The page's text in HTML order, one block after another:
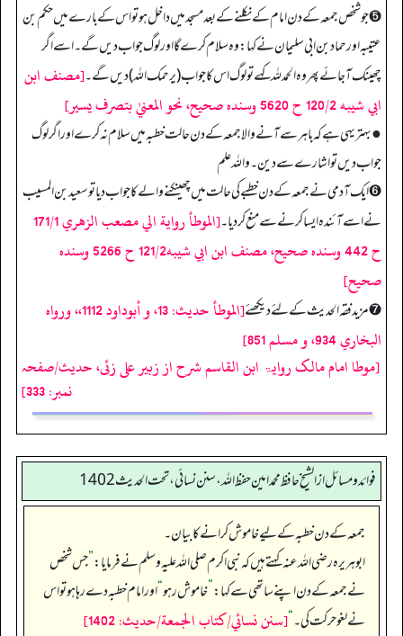
➎ جو شخص جمعہ کے دن امام کے نکلنے کے بعد مسجد میں داخل ہو تو اس کے بارے میں حکم بن
عتیبہ اور حماد بن ابی سلیمان نے کہا: وہ سلام کرے گا اور لوگ جواب دیں گے۔ اسے اگر
چھینک آ جائے پھر وہ الحمدللہ کہے تو لوگ اس کا جواب (یرحمک اللہ) دیں گے۔[مصنف ابن
ابي شيبه 120/2 ح 5620 وسنده صحيح، نحو المعنيٰ بتصرف يسير]
● بہتر یہی ہے کہ باہر سے آنے والا جمعہ کے دن حالت خطبہ میں سلام نہ کرے اور اگر لوگ
جواب دیں تو اشارے سے دین۔ واللہ علم
➏ ایک آدمی نے جمعہ کے دن خطبے کی حالت میں چھینکنے والے کا جواب دیا تو سعید بن المسیب
نے اسے آئندہ ایسا کرنے سے منع کردیا۔
[الموطأ رواية الي مصعب الزهري 171/1
ح 442 وسنده صحيح، مصنف ابن ابي شيبه121/2 ح 5266 وسنده
صحيح]
➐ مزید فقہ الحدیث کے لئے دیکھئے
[الموطأ حديث: 13، و أبوداود 1112،، ورواه
البخاري 934، و مسلم 851]
[موطا امام مالک روایۃ ابن القاسم شرح از زبیر علی زئی، حدیث/صفحہ
نمبر: 333]
فوائد ومسائل از الشيخ حافظ محمد امين حفظ الله، سنن نسائي، تحت الحديث 1402
جمعہ کے دن خطبہ کے لیے خاموش کرانے کا بیان۔
ابوہریرہ رضی اللہ عنہ کہتے ہیں کہ نبی اکرم صلی اللہ علیہ وسلم نے فرمایا:”جس شخص
نے جمعہ کے دن اپنے ساتھی سے کہا:”خاموش رہو“اور امام خطبہ دے رہا ہو تو اس
نے لغو حرکت کی۔‏‏‏‏“[سنن نسائي/كتاب الجمعة/حدیث: 1402]